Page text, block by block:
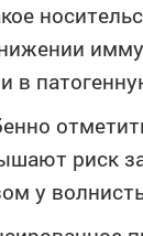
в
риск
у